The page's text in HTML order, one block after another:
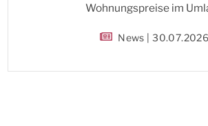
Wohnungspreise im
News | 30.07.2026